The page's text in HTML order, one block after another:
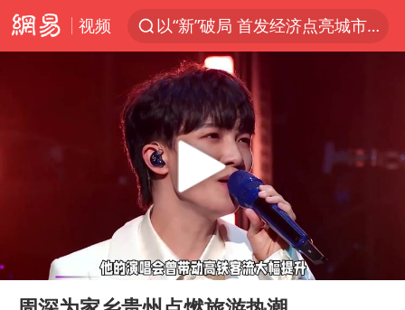
视频
以“新”破局 首发经济点亮城市消费活力
台风白海豚进入48小时警戒线
宇树科技发行价格150.80元/股
看守所辅警收受10万获刑1年
五粮液渠道价一箱上涨近百元
CIA被曝已秘密设立古巴工作组
U17国足1分钟轰2球
Play
00:00